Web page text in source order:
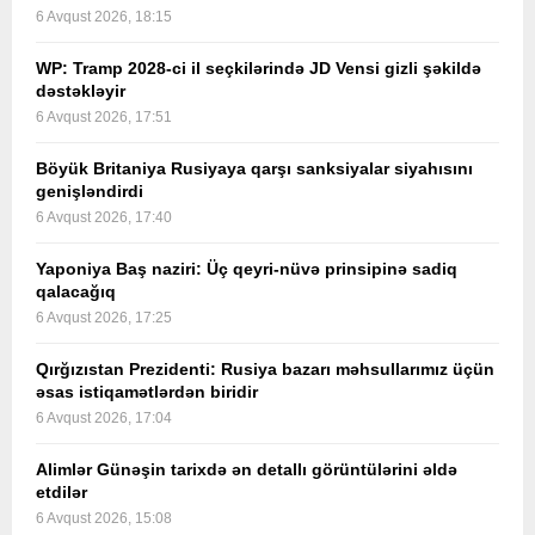
6 Avqust 2026, 18:15
WP: Tramp 2028-ci il seçkilərində JD Vensi gizli şəkildə
dəstəkləyir
6 Avqust 2026, 17:51
Böyük Britaniya Rusiyaya qarşı sanksiyalar siyahısını
genişləndirdi
6 Avqust 2026, 17:40
Yaponiya Baş naziri: Üç qeyri-nüvə prinsipinə sadiq
qalacağıq
6 Avqust 2026, 17:25
Qırğızıstan Prezidenti: Rusiya bazarı məhsullarımız üçün
əsas istiqamətlərdən biridir
6 Avqust 2026, 17:04
Alimlər Günəşin tarixdə ən detallı görüntülərini əldə
etdilər
6 Avqust 2026, 15:08